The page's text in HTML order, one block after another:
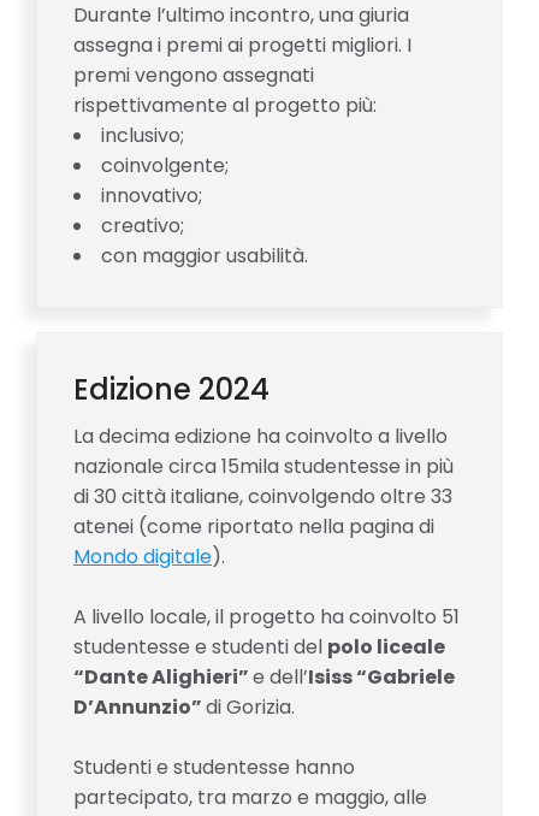
Durante l’ultimo incontro, una giuria
assegna i premi ai progetti migliori. I
premi vengono assegnati
rispettivamente al progetto più:
inclusivo;
coinvolgente;
innovativo;
creativo;
con maggior usabilità.
Edizione 2024
La decima edizione ha coinvolto a livello
nazionale circa 15mila studentesse in più
di 30 città italiane, coinvolgendo oltre 33
atenei (come riportato nella pagina di
Mondo digitale).
A livello locale, il progetto ha coinvolto 51
studentesse e studenti del polo liceale
“Dante Alighieri”e dell’Isiss “Gabriele
D’Annunzio”di Gorizia.
Studenti e studentesse hanno
partecipato, tra marzo e maggio, alle